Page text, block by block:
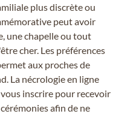
plus discrète ou
peut avoir
une chapelle ou tout
cher. Les préférences
aux proches de
La nécrologie en ligne
inscrire pour recevoir
afin de ne